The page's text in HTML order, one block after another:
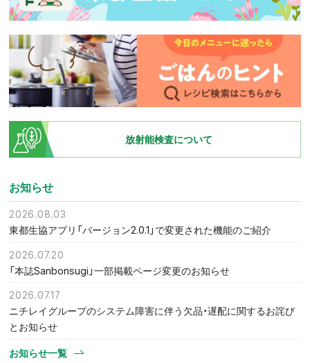
放射能検査について
お知らせ
2026.08.03
東都生協アプリ「バージョン2.0.1」で変更された機能のご紹介
2026.07.20
「本誌Sanbonsugi」一部掲載ページ変更のお知らせ
2026.07.17
ニチレイグループのシステム障害に伴う欠品・遅配に関するお詫び
とお知らせ
お知らせ一覧